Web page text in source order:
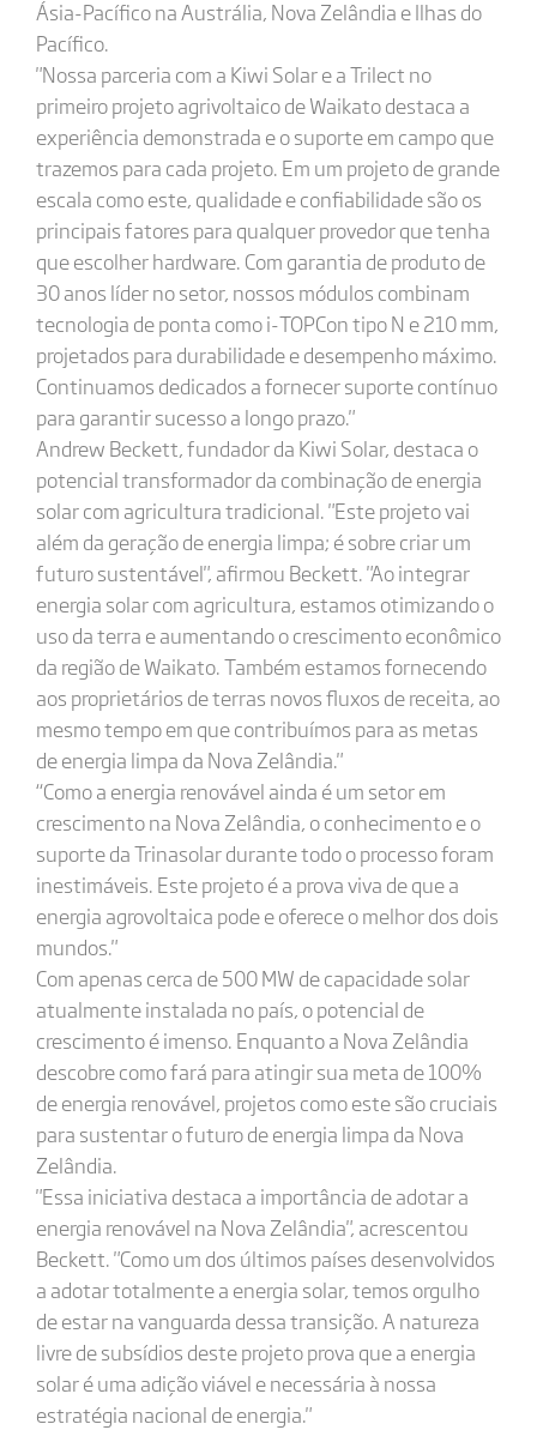
Ásia-Pacífico na Austrália, Nova Zelândia e Ilhas do
Pacífico.
"Nossa parceria com a Kiwi Solar e a Trilect no
primeiro projeto agrivoltaico de Waikato destaca a
experiência demonstrada e o suporte em campo que
trazemos para cada projeto. Em um projeto de grande
escala como este, qualidade e confiabilidade são os
principais fatores para qualquer provedor que tenha
que escolher hardware. Com garantia de produto de
30 anos líder no setor, nossos módulos combinam
tecnologia de ponta como i-TOPCon tipo N e 210 mm,
projetados para durabilidade e desempenho máximo.
Continuamos dedicados a fornecer suporte contínuo
para garantir sucesso a longo prazo."
Andrew Beckett, fundador da Kiwi Solar, destaca o
potencial transformador da combinação de energia
solar com agricultura tradicional. "Este projeto vai
além da geração de energia limpa; é sobre criar um
futuro sustentável", afirmou Beckett. "Ao integrar
energia solar com agricultura, estamos otimizando o
uso da terra e aumentando o crescimento econômico
da região de Waikato. Também estamos fornecendo
aos proprietários de terras novos fluxos de receita, ao
mesmo tempo em que contribuímos para as metas
de energia limpa da Nova Zelândia."
“Como a energia renovável ainda é um setor em
crescimento na Nova Zelândia, o conhecimento e o
suporte da Trinasolar durante todo o processo foram
inestimáveis. Este projeto é a prova viva de que a
energia agrovoltaica pode e oferece o melhor dos dois
mundos."
Com apenas cerca de 500 MW de capacidade solar
atualmente instalada no país, o potencial de
crescimento é imenso. Enquanto a Nova Zelândia
descobre como fará para atingir sua meta de 100%
de energia renovável, projetos como este são cruciais
para sustentar o futuro de energia limpa da Nova
Zelândia.
"Essa iniciativa destaca a importância de adotar a
energia renovável na Nova Zelândia", acrescentou
Beckett. "Como um dos últimos países desenvolvidos
a adotar totalmente a energia solar, temos orgulho
de estar na vanguarda dessa transição. A natureza
livre de subsídios deste projeto prova que a energia
solar é uma adição viável e necessária à nossa
estratégia nacional de energia."